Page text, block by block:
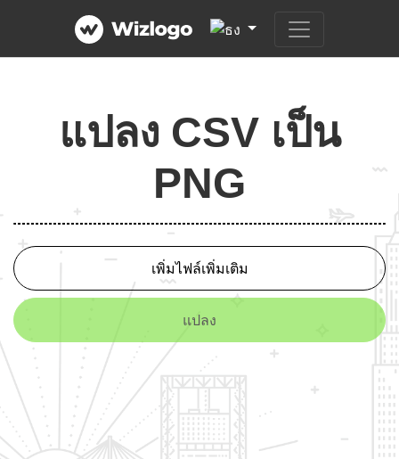
แปลง CSV เป็น
PNG
เพิ่มไฟล์เพิ่มเติม
แปลง